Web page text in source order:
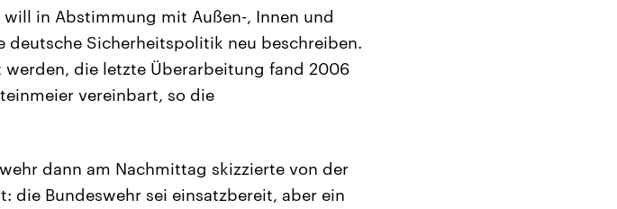
in Abstimmung mit Außen-, Innen und
Sicherheitspolitik neu beschreiben.
werden, die letzte Überarbeitung fand 2006
vereinbart, so die
dann am Nachmittag skizzierte von der
die Bundeswehr sei einsatzbereit, aber ein